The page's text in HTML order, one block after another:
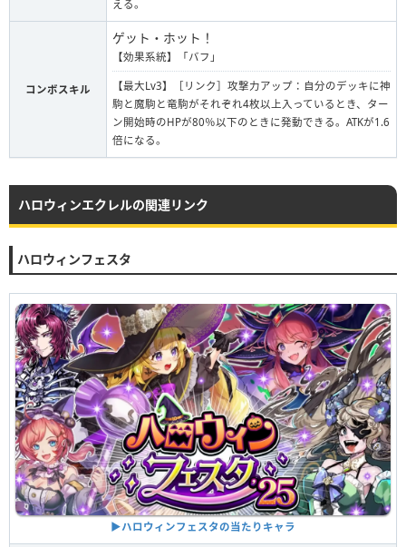
える。
コンボスキル
ゲット・ホット！
【効果系統】「バフ」
【最大Lv3】［リンク］攻撃力アップ：自分のデッキに神
駒と魔駒と竜駒がそれぞれ4枚以上入っているとき、ター
ン開始時のHPが80％以下のときに発動できる。ATKが1.6
倍になる。
ハロウィンエクレルの関連リンク
ハロウィンフェスタ
▶︎ハロウィンフェスタの当たりキャラ